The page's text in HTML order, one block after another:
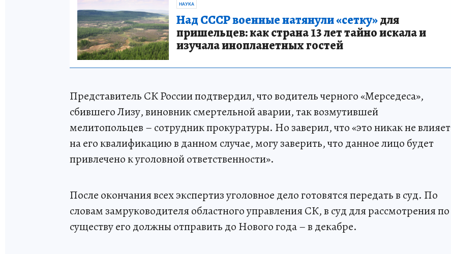
НАУКА
Над СССР военные натянули «сетку»для
пришельцев: как страна 13 лет тайно искала и
изучала инопланетных гостей
Представитель СК России подтвердил, что водитель черного «Мерседеса»,
сбившего Лизу, виновник смертельной аварии, так возмутившей
мелитопольцев – сотрудник прокуратуры. Но заверил, что «это никак не влияет
на его квалификацию в данном случае, могу заверить, что данное лицо будет
привлечено к уголовной ответственности».
После окончания всех экспертиз уголовное дело готовятся передать в суд. По
словам замруководителя областного управления СК, в суд для рассмотрения по
существу его должны отправить до Нового года – в декабре.